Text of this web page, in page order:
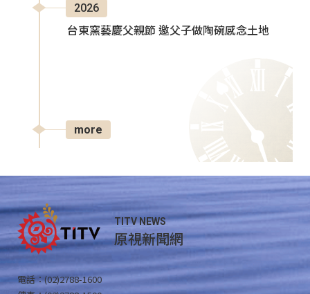
2026
台東窯藝慶父親節 邀父子做陶碗感念土地
more
TITV NEWS
原視新聞網
電話：(02)2788-1600